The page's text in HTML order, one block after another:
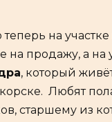
на
на продажу, а
, который
Любят
старшему из